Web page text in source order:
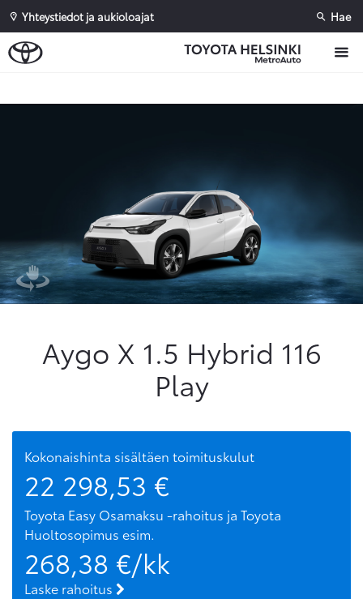
Yhteystiedot ja aukioloajat Hae
Aygo X 1.5 Hybrid 116
Play
Kokonaishinta sisältäen toimituskulut
22 298,53 €
Toyota Easy Osamaksu -rahoitus ja Toyota
Huoltosopimus esim.
268,38 €/kk
Laske rahoitus